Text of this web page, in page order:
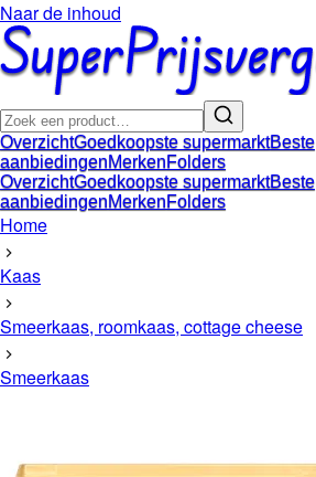
Naar de inhoud
OverzichtGoedkoopste supermarktBeste
aanbiedingenMerkenFolders
OverzichtGoedkoopste supermarktBeste
aanbiedingenMerkenFolders
Home
Kaas
Smeerkaas, roomkaas, cottage cheese
Smeerkaas